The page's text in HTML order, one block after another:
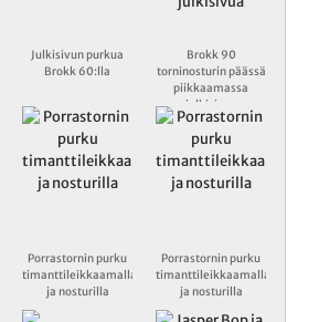
Julkisivun purkua
Brokk 60:lla
Brokk 90
torninosturin päässä
piikkaamassa
julkisivua
Porrastornin purku
timanttileikkaamalla
ja nosturilla
Porrastornin purku
timanttileikkaamalla
ja nosturilla